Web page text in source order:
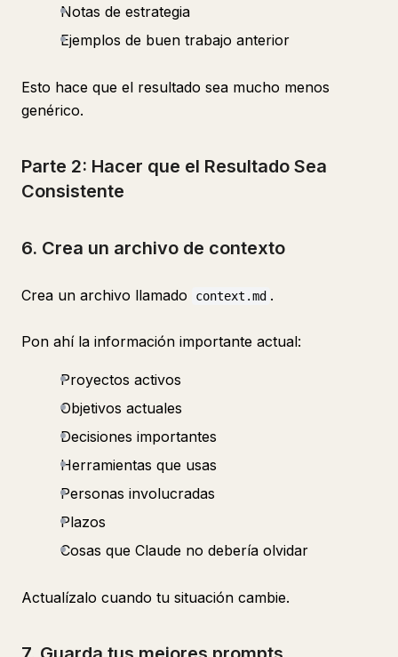
Notas de estrategia
Ejemplos de buen trabajo anterior
Esto hace que el resultado sea mucho menos
genérico.
Parte 2: Hacer que el Resultado Sea
Consistente
6. Crea un archivo de contexto
Crea un archivo llamado context.md .
Pon ahí la información importante actual:
Proyectos activos
Objetivos actuales
Decisiones importantes
Herramientas que usas
Personas involucradas
Plazos
Cosas que Claude no debería olvidar
Actualízalo cuando tu situación cambie.